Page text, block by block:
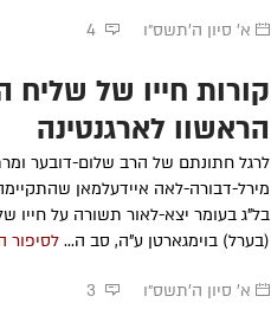
א' סיון ה׳תשס״ו 4
קורות חייו של שליח
הראשון לארגנטינה
לרגל חתונתם של הרב שלום-דובער
מירל-דבורה-לאה איידעלמאן
בל"ג בעומר יצא-לאור תשורה על חייו
(בערל) בוימגארטן ע"ה, סב ה... לסיפור
א' סיון ה׳תשס״ו 3